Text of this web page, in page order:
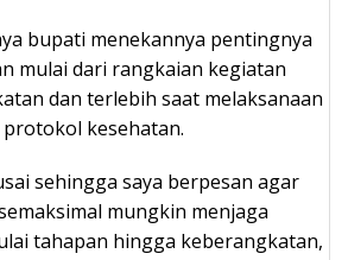
bupati menekannya pentingnya
mulai dari rangkaian kegiatan
dan terlebih saat melaksanaan
kesehatan.
sehingga saya berpesan agar
mungkin menjaga
tahapan hingga keberangkatan,